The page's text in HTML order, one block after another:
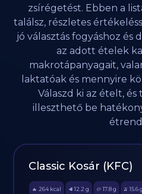
zsírégetést. Ebben a
találsz, részletes
jó választás fogyáshoz és
az adott ételek
makrotápanyagait,
laktatóak és mennyire
Válaszd ki az ételt,
illeszthető be
Classic Kosár (KFC)
🔥 264 kcal 🥩 12.2 g 🥔 17.8g 🫒 15.6 g